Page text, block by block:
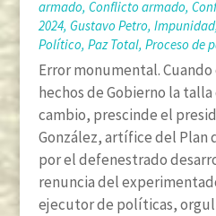
armado, Conflicto armado,
2024, Gustavo Petro, Impunidad
Político, Paz Total, Proceso de
Error monumental.
hechos de Gobierno la
cambio, prescinde el
González, artífice del Plan
por el defenestrado
renuncia del
ejecutor de políticas,